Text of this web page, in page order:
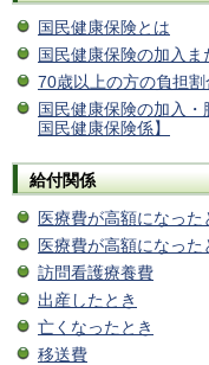
国民健康保険とは
国民健康保険の加入
70歳以上の方の負担割
国民健康保険の加入
国民健康保険係】
給付関係
医療費が高額になった
医療費が高額になった
訪問看護療養費
出産したとき
亡くなったとき
移送費